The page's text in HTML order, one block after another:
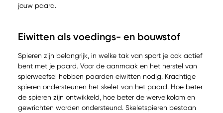
jouw paard.
Eiwitten als voedings- en bouwstof
Spieren zijn belangrijk, in welke tak van sport je ook actief
bent met je paard. Voor de aanmaak en het herstel van
spierweefsel hebben paarden eiwitten nodig. Krachtige
spieren ondersteunen het skelet van het paard. Hoe beter
de spieren zijn ontwikkeld, hoe beter de wervelkolom en
gewrichten worden ondersteund. Skeletspieren bestaan